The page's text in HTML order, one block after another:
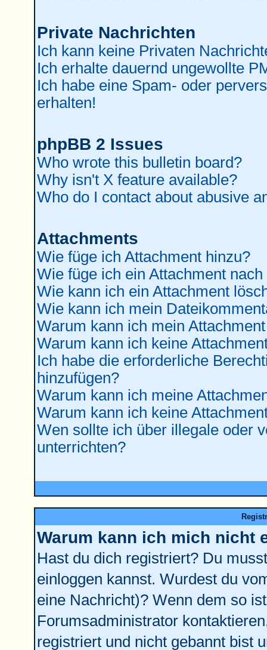
Private Nachrichten
Ich kann keine Privaten
Ich erhalte dauernd ungewollte
Ich habe eine Spam- oder
erhalten!
phpBB 2 Issues
Who wrote this bulletin board?
Why isn't X feature available?
Who do I contact about abusive
Attachments
Wie füge ich Attachment hinzu?
Wie füge ich ein Attachment
Wie kann ich ein Attachment
Wie kann ich mein
Warum kann ich mein
Warum kann ich keine
Ich habe die erforderliche
hinzufügen?
Warum kann ich meine
Warum kann ich keine
Wen sollte ich über illegale oder
unterrichten?
Warum kann ich mich nicht
Hast du dich registriert? Du
einloggen kannst. Wurdest du
eine Nachricht)? Wenn dem so
Forumsadministrator
registriert und nicht gebannt bist